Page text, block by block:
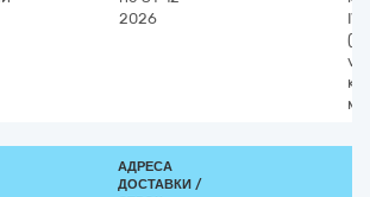
2026
IVD
АДРЕСА
ДОСТАВКИ /